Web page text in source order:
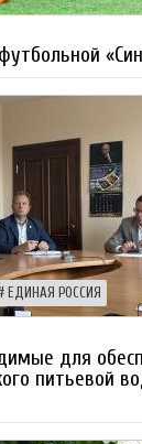
ЕДИНАЯ РОССИЯ
для
питьевой